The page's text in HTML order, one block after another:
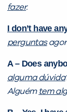
fazer.
I don’t have
perguntas
A – Does
alguma dúvida
Alguém tem